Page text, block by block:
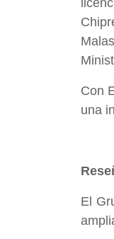
Con
una
El